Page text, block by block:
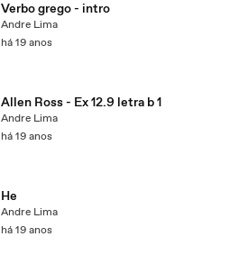
Verbo grego - intro
Andre Lima
há 19 anos
Allen Ross - Ex 12.9 letra b 1
Andre Lima
há 19 anos
He
Andre Lima
há 19 anos